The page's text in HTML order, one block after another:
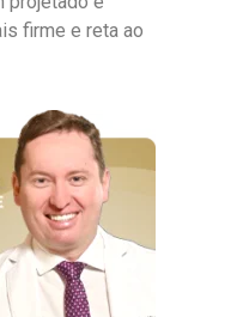
firme e reta ao